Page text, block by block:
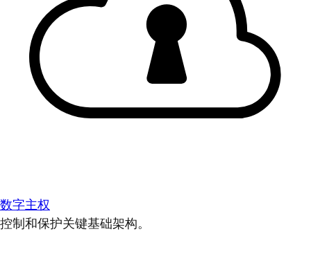
数字主权
控制和保护关键基础架构。